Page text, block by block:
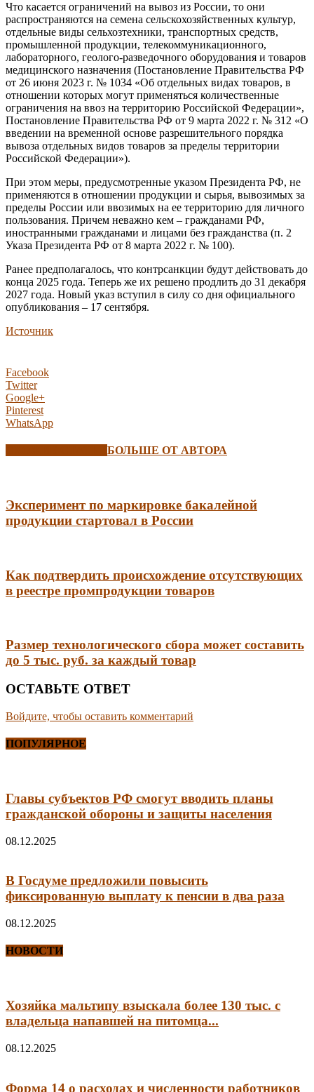
Что касается ограничений на вывоз из России, то они
распространяются на семена сельскохозяйственных культур,
отдельные виды сельхозтехники, транспортных средств,
промышленной продукции, телекоммуникационного,
лабораторного, геолого-разведочного оборудования и товаров
медицинского назначения (Постановление Правительства РФ
от 26 июня 2023 г. № 1034 «Об отдельных видах товаров, в
отношении которых могут применяться количественные
ограничения на ввоз на территорию Российской Федерации»,
Постановление Правительства РФ от 9 марта 2022 г. № 312 «О
введении на временной основе разрешительного порядка
вывоза отдельных видов товаров за пределы территории
Российской Федерации»).
При этом меры, предусмотренные указом Президента РФ, не
применяются в отношении продукции и сырья, вывозимых за
пределы России или ввозимых на ее территорию для личного
пользования. Причем неважно кем – гражданами РФ,
иностранными гражданами и лицами без гражданства (п. 2
Указа Президента РФ от 8 марта 2022 г. № 100).
Ранее предполагалось, что контрсанкции будут действовать до
конца 2025 года. Теперь же их решено продлить до 31 декабря
2027 года. Новый указ вступил в силу со дня официального
опубликования – 17 сентября.
Источник
Facebook
Twitter
Google+
Pinterest
WhatsApp
БОЛЬШЕ ОТ АВТОРА
Эксперимент по маркировке бакалейной
продукции стартовал в России
Как подтвердить происхождение отсутствующих
в реестре промпродукции товаров
Размер технологического сбора может составить
до 5 тыс. руб. за каждый товар
ОСТАВЬТЕ ОТВЕТ
Войдите, чтобы оставить комментарий
ПОПУЛЯРНОЕ
Главы субъектов РФ смогут вводить планы
гражданской обороны и защиты населения
08.12.2025
В Госдуме предложили повысить
фиксированную выплату к пенсии в два раза
08.12.2025
НОВОСТИ
Хозяйка мальтипу взыскала более 130 тыс. с
владельца напавшей на питомца...
08.12.2025
Форма 14 о расходах и численности работников